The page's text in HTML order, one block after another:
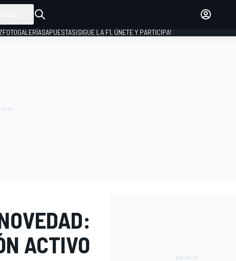
FOTOGALERÍASAPUESTAS¡SIGUE LA F1, ÚNETE Y PARTICIPA!
ACTIVO